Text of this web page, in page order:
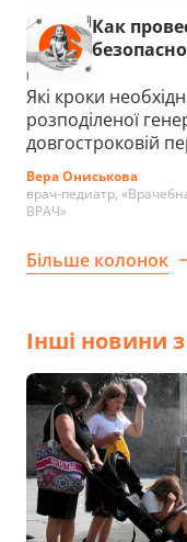
Как
Які кроки
розподіленої
довгостроковій
Вера Ониськова
врач-педиатр,
ВРАЧ»
Більше колонок
Інші новини